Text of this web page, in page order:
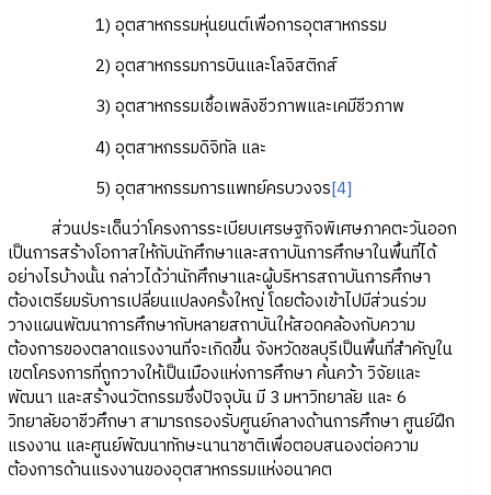
1) อุตสาหกรรมหุ่นยนต์เพื่อการอุตสาหกรรม
2) อุตสาหกรรมการบินและโลจิสติกส์
3) อุตสาหกรรมเชื้อเพลิงชีวภาพและเคมีชีวภาพ
4) อุตสาหกรรมดิจิทัล และ
5) อุตสาหกรรมการแพทย์ครบวงจร[4]
ส่วนประเด็นว่าโครงการระเบียบเศรษฐกิจพิเศษภาคตะวันออก
เป็นการสร้างโอกาสให้กับนักศึกษาและสถาบันการศึกษาในพื้นที่ได้
อย่างไรบ้างนั้น กล่าวได้ว่านักศึกษาและผู้บริหารสถาบันการศึกษา
ต้องเตรียมรับการเปลี่ยนแปลงครั้งใหญ่ โดยต้องเข้าไปมีส่วนร่วม
วางแผนพัฒนาการศึกษากับหลายสถาบันให้สอดคล้องกับความ
ต้องการของตลาดแรงงานที่จะเกิดขึ้น จังหวัดชลบุรีเป็นพื้นที่สำคัญใน
เขตโครงการที่ถูกวางให้เป็นเมืองแห่งการศึกษา ค้นคว้า วิจัยและ
พัฒนา และสร้างนวัตกรรมซึ่งปัจจุบัน มี 3 มหาวิทยาลัย และ 6
วิทยาลัยอาชีวศึกษา สามารถรองรับศูนย์กลางด้านการศึกษา ศูนย์ฝึก
แรงงาน และศูนย์พัฒนาทักษะนานาชาติเพื่อตอบสนองต่อความ
ต้องการด้านแรงงานของอุตสาหกรรมแห่งอนาคต